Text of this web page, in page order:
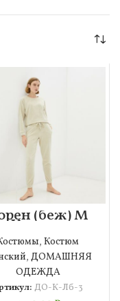
(беж) M
Костюм
,Костюм
, ДОМАШНЯЯ
ОДЕЖДА
ДО-К-Лб-3